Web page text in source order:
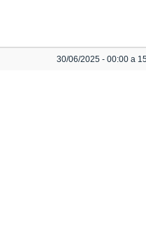
30/06/2025 - 00:00 a